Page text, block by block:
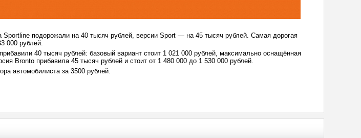
подорожали на 40 тысяч рублей, версии Sport — на 45 тысяч рублей. Самая дорогая
000 рублей.
40 тысяч рублей: базовый вариант стоит 1 021 000 рублей, максимально оснащённая
Bronto прибавила 45 тысяч рублей и стоит от 1 480 000 до 1 530 000 рублей.
автомобилиста за 3500 рублей.